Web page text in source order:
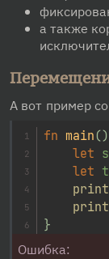
а также
А вот пример
fn main()
let s
let t
}
Ошибка: